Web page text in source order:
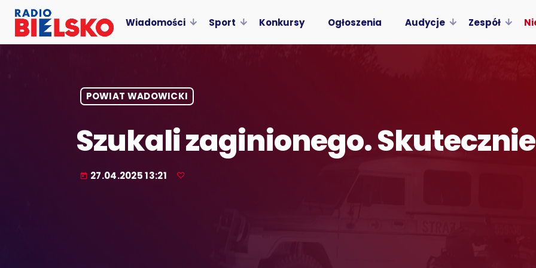
Wiadomości Sport Konkursy Ogłoszenia Audycje Zespół
POWIAT WADOWICKI
Szukali zaginionego.
today 27.04.2025 13:21